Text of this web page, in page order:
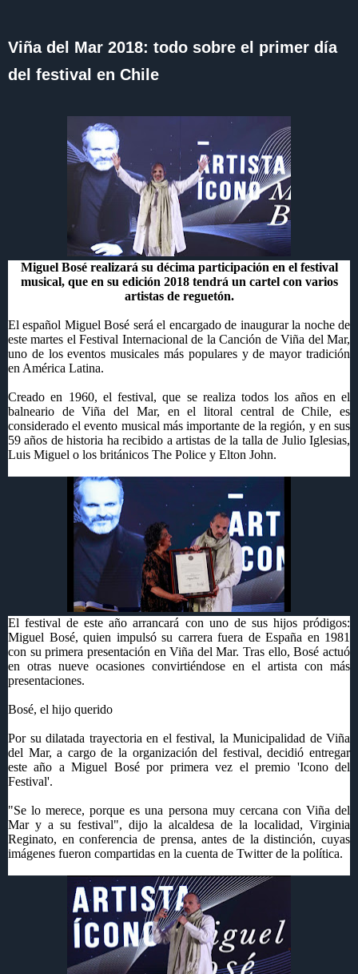
Viña del Mar 2018: todo sobre el primer día
del festival en Chile
Miguel Bosé realizará su décima participación en el festival
musical, que en su edición 2018 tendrá un cartel con varios
artistas de reguetón.
El español Miguel Bosé será el encargado de inaugurar la noche de
este martes el Festival Internacional de la Canción deViña del Mar,
uno de los eventos musicales más populares y de mayor tradición
en América Latina.
Creado en 1960, el festival, que se realiza todos los años en el
balneario deViña del Mar, en el litoral central deChile, es
considerado el evento musical más importante de la región, y en sus
59 años de historia ha recibido a artistas de la talla de Julio Iglesias,
Luis Miguel o los británicos The Police y Elton John.
El festival de este año arrancará con uno de sus hijos pródigos:
Miguel Bosé, quien impulsó su carrera fuera de España en 1981
con su primera presentación enViña del Mar. Tras ello, Bosé actuó
en otras nueve ocasiones convirtiéndose en el artista con más
presentaciones.
Bosé, el hijo querido
Por su dilatada trayectoria en el festival, la Municipalidad de Viña
del Mar, a cargo de la organización del festival, decidió entregar
este año a Miguel Bosé por primera vez el premio 'Icono del
Festival'.
"Se lo merece, porque es una persona muy cercana con Viña del
Mar y a su festival", dijo la alcaldesa de la localidad, Virginia
Reginato, en conferencia de prensa, antes de la distinción, cuyas
imágenes fueron compartidas en la cuenta de Twitter de la política.